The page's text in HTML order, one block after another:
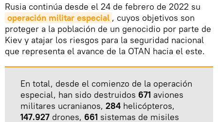
Rusia continúa desde el 24 de febrero de 2022 su
operación militar especial , cuyos objetivos son
proteger a la población de un genocidio por parte de
Kiev y atajar los riesgos para la seguridad nacional
que representa el avance de la OTAN hacia el este.
En total, desde el comienzo de la operación
especial, han sido destruidos 671 aviones
militares ucranianos, 284 helicópteros,
147.927 drones, 661 sistemas de misiles